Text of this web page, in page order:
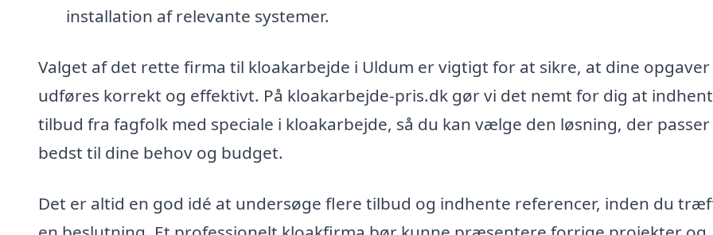
installation af relevante systemer.
Valget af det rette firma til kloakarbejde i Uldum er vigtigt for at sikre, at dine opgaver
udføres korrekt og effektivt. På kloakarbejde-pris.dk gør vi det nemt for dig at
tilbud fra fagfolk med speciale i kloakarbejde, så du kan vælge den løsning, der passer
bedst til dine behov og budget.
Det er altid en god idé at undersøge flere tilbud og indhente referencer, inden du